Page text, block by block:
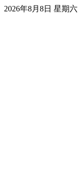
2026年8月8日 星期六